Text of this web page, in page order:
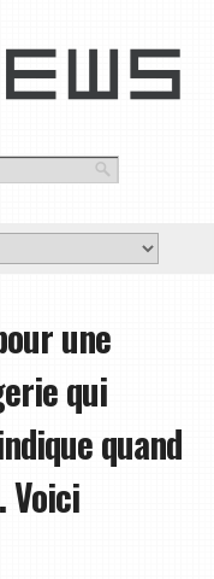
une
qui
quand
Voici